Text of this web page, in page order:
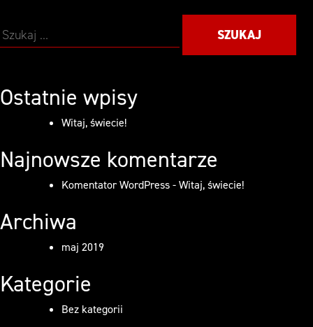
Szukaj:
Ostatnie wpisy
Witaj, świecie!
Najnowsze komentarze
Komentator WordPress-Witaj, świecie!
Archiwa
maj 2019
Kategorie
Bez kategorii